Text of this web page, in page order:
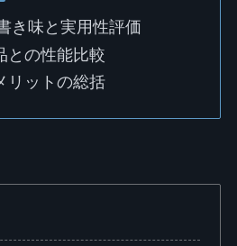
き味と実用性評価
との性能比較
リットの総括